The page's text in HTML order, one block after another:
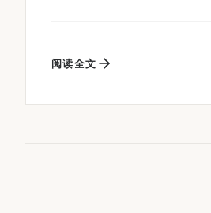
阅读全文